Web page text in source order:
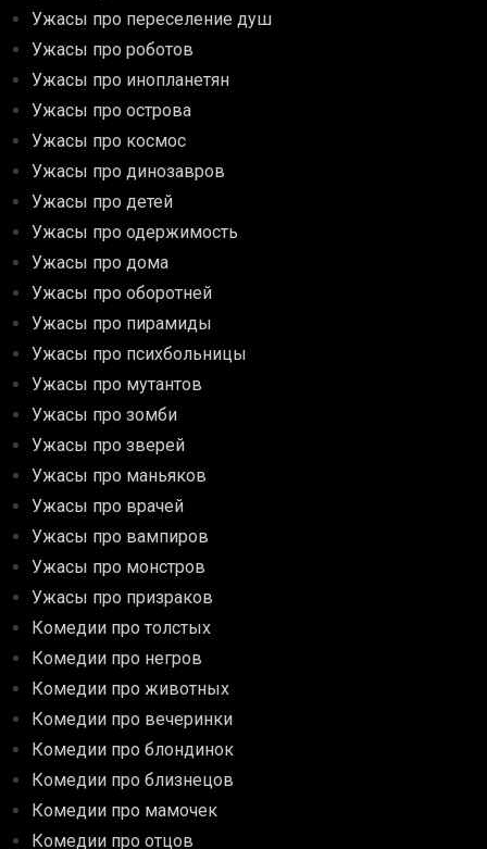
Ужасы про переселение душ
Ужасы про роботов
Ужасы про инопланетян
Ужасы про острова
Ужасы про космос
Ужасы про динозавров
Ужасы про детей
Ужасы про одержимость
Ужасы про дома
Ужасы про оборотней
Ужасы про пирамиды
Ужасы про психбольницы
Ужасы про мутантов
Ужасы про зомби
Ужасы про зверей
Ужасы про маньяков
Ужасы про врачей
Ужасы про вампиров
Ужасы про монстров
Ужасы про призраков
Комедии про толстых
Комедии про негров
Комедии про животных
Комедии про вечеринки
Комедии про блондинок
Комедии про близнецов
Комедии про мамочек
Комедии про отцов